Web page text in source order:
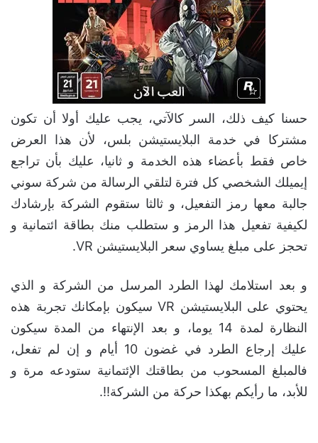
حسنا كيف ذلك، السر كالآتي، يجب عليك أولا أن تكون
مشتركا في خدمة البلايستيشن بلس، لأن هذا العرض
خاص فقط بأعضاء هذه الخدمة و ثانيا، عليك بأن تراجع
إيميلك الشخصي كل فترة لتلقي الرسالة من شركة سوني
جالبة معها رمز التفعيل، و ثالثا ستقوم الشركة بإرشادك
لكيفية تفعيل هذا الرمز و ستطلب منك بطاقة ائتمانية و
تحجز على مبلغ يساوي سعر البلايستيشن VR.
و بعد استلامك لهذا الطرد المرسل من الشركة و الذي
يحتوي على البلايستيشن VR سيكون بإمكانك تجربة هذه
النظارة لمدة 14 يوما، و بعد الإنتهاء من المدة سيكون
عليك إرجاع الطرد في غضون 10 أيام و إن لم تفعل،
فالمبلغ المسحوب من بطاقتك الإئتمانية ستودعه مرة و
للأبد، ما رأيكم بهكذا حركة من الشركة!!.